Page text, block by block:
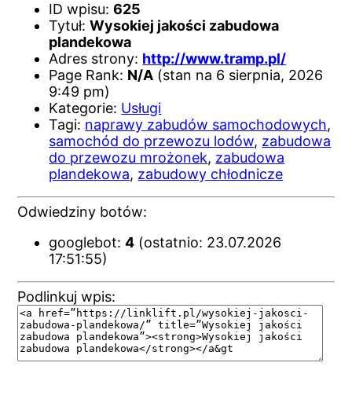
ID wpisu:625
Tytuł:Wysokiej jakości zabudowa
plandekowa
Adres strony: http://www.tramp.pl/
Page Rank: N/A (stan na 6 sierpnia, 2026
9:49 pm)
Kategorie: Usługi
Tagi: naprawy zabudów samochodowych,
samochód do przewozu lodów, zabudowa
do przewozu mrożonek, zabudowa
plandekowa, zabudowy chłodnicze
Odwiedziny botów:
googlebot:4 (ostatnio: 23.07.2026
17:51:55)
Podlinkuj wpis: